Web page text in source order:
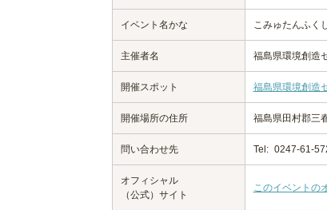
イベント名かな こみゅたんふく
主催者名 福島県環境創造
開催スポット 福島県環境創造
開催場所の住所 福島県田村郡三
問い合わせ先 Tel: 0247-61-
オフィシャル
（公式）サイト
このイベントの